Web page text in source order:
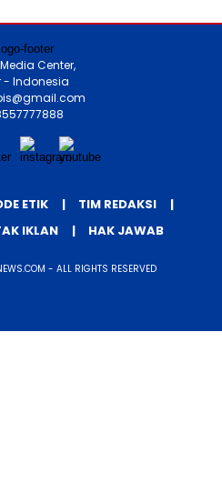
Center,
- Indonesia
ETIK
TIM REDAKSI
IKLAN HAK JAWAB
- ALL RIGHTS RESERVED